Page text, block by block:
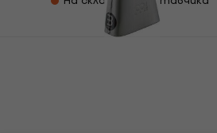
Meinl STB45M Хлопки